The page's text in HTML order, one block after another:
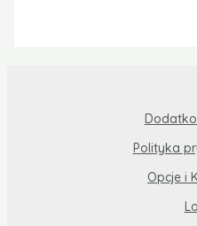
Polityka
Opcje i